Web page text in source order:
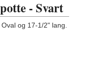
- Svart
og 17-1/2" lang.